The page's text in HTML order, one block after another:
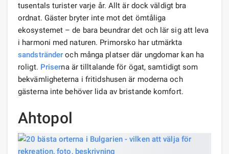
tusentals turister varje år. Allt är dock väldigt bra
ordnat. Gäster bryter inte mot det ömtåliga
ekosystemet – de bara beundrar det och lär sig att leva
i harmoni med naturen. Primorsko har utmärkta
sandstränder och många platser där ungdomar kan ha
roligt. Priserna är tilltalande för ögat, samtidigt som
bekvämligheterna i fritidshusen är moderna och
gästerna inte behöver lida av bristande komfort.
Ahtopol